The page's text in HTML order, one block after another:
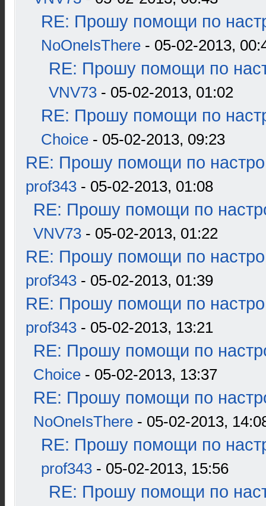
RE: Прошу помощи по
NoOneIsThere - 05-02-2013,
RE: Прошу помощи по
VNV73 - 05-02-2013, 01:02
RE: Прошу помощи по
Choice - 05-02-2013, 09:23
RE: Прошу помощи по
prof343 - 05-02-2013, 01:08
RE: Прошу помощи по
VNV73 - 05-02-2013, 01:22
RE: Прошу помощи по
prof343 - 05-02-2013, 01:39
RE: Прошу помощи по
prof343 - 05-02-2013, 13:21
RE: Прошу помощи по
Choice - 05-02-2013, 13:37
RE: Прошу помощи по
NoOneIsThere - 05-02-2013,
RE: Прошу помощи по
prof343 - 05-02-2013, 15:56
RE: Прошу помощи по